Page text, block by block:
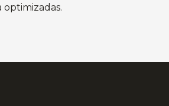
optimizadas.